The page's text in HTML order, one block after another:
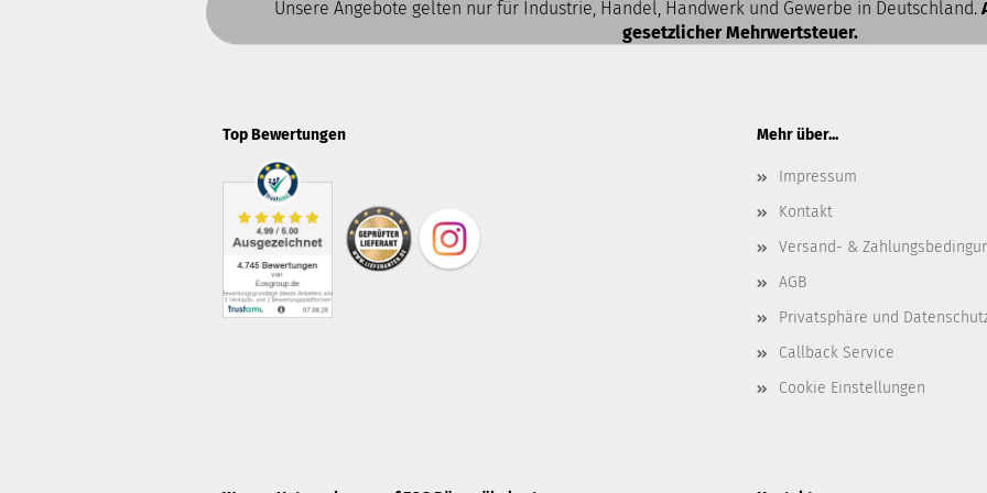
Unsere Angebote gelten nur für Industrie, Handel, Handwerk und Gewerbe in Deutschland.
gesetzlicher Mehrwertsteuer.
Top Bewertungen Mehr über...
Impressum
Kontakt
Versand- &
AGB
Privatsphäre und
Callback Service
Cookie Einstellungen